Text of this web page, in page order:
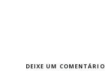
DEIXE UM COMENTÁRIO